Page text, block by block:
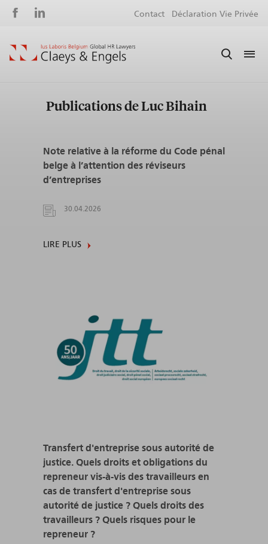
Social
Contact Déclaration Vie Privée
Publications de Luc Bihain
Note relative à la réforme du Code pénal
belge à l’attention des réviseurs
d’entreprises
30.04.2026
LIRE PLUS
Transfert d'entreprise sous autorité de
justice. Quels droits et obligations du
repreneur vis-à-vis des travailleurs en
cas de transfert d'entreprise sous
autorité de justice ? Quels droits des
travailleurs ? Quels risques pour le
repreneur ?